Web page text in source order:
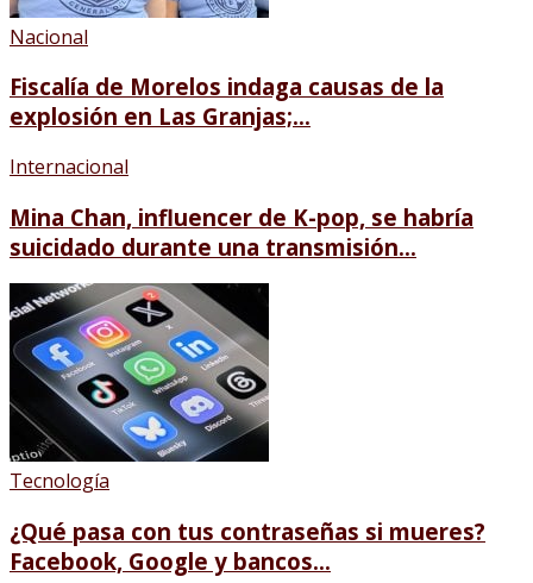
Nacional
Fiscalía de Morelos indaga causas de la
explosión en Las Granjas;...
Internacional
Mina Chan, influencer de K-pop, se habría
suicidado durante una transmisión...
Tecnología
¿Qué pasa con tus contraseñas si mueres?
Facebook, Google y bancos...